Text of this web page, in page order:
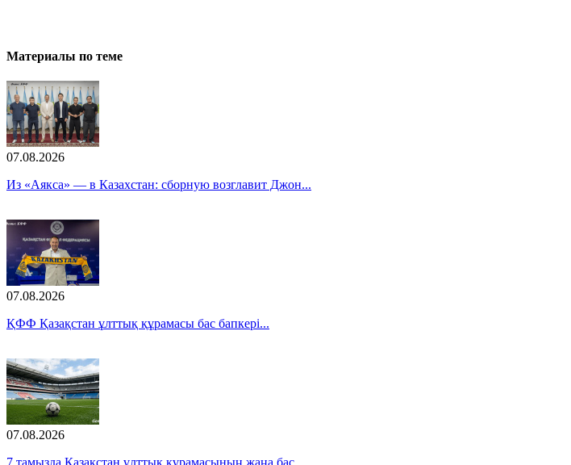
Материалы по теме
07.08.2026
Из «Аякса» — в Казахстан: сборную возглавит Джон...
07.08.2026
ҚФФ Қазақстан ұлттық құрамасы бас бапкері...
07.08.2026
7 тамызда Қазақстан ұлттық құрамасының жаңа бас...